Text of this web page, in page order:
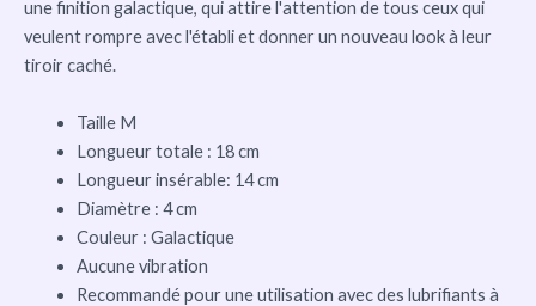
une finition galactique, qui attire l'attention de tous ceux qui
veulent rompre avec l'établi et donner un nouveau look à leur
tiroir caché.
Taille M
Longueur totale : 18 cm
Longueur insérable: 14 cm
Diamètre : 4 cm
Couleur : Galactique
Aucune vibration
Recommandé pour une utilisation avec des lubrifiants à